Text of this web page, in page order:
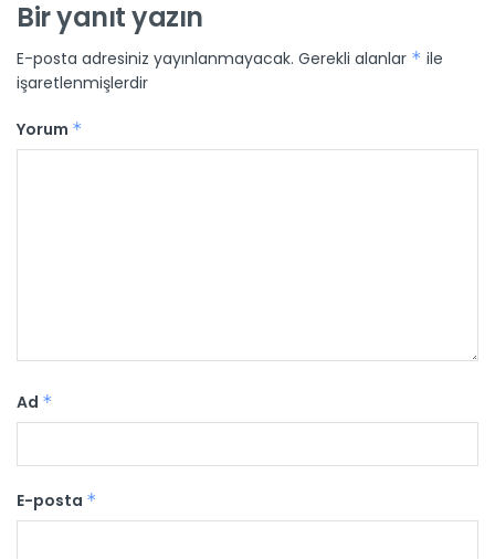
Bir yanıt yazın
E-posta adresiniz yayınlanmayacak. Gerekli alanlar * ile
işaretlenmişlerdir
Yorum *
Ad *
E-posta *